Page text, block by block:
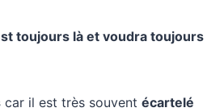
toujours là et voudra toujours
car il est très souvent écartelé